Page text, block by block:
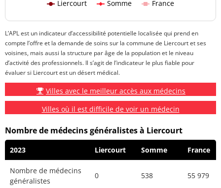
Liercourt Somme France
L’APL est un indicateur d’accessibilité potentielle localisée qui prend en
compte l’offre et la demande de soins sur la commune de Liercourt et ses
voisines, mais aussi la structure par âge de la population et le niveau
d’activité des professionnels. Il s’agit de l’indicateur le plus fiable pour
évaluer si Liercourt est un désert médical.
Villes avec le meilleur accès aux médecins
Villes où il est difficile de voir un médecin
Nombre de médecins généralistes à Liercourt
2023 Liercourt Somme France
Nombre de médecins
généralistes
0 538 55 979